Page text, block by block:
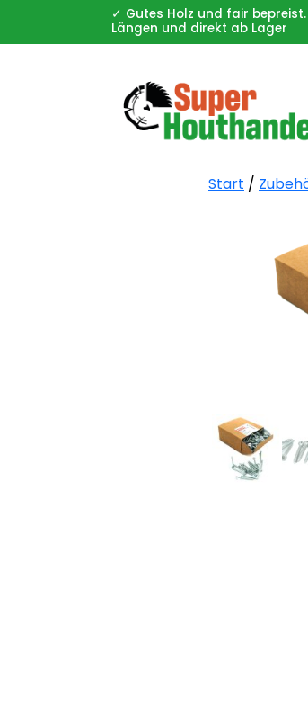
✓ Gutes Holz und fair
Längen und direkt ab Lager
Start /